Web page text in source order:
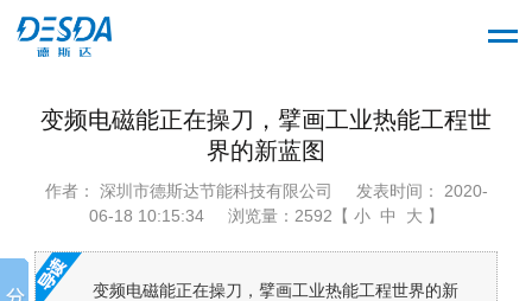
变频电磁能正在操刀，擘画工业热能工程世
界的新蓝图
作者： 深圳市德斯达节能科技有限公司
发表时间： 2020-
06-18 10:15:34
浏览量：2592【 小 中 大 】
变频电磁能正在操刀，擘画工业热能工程世界的新